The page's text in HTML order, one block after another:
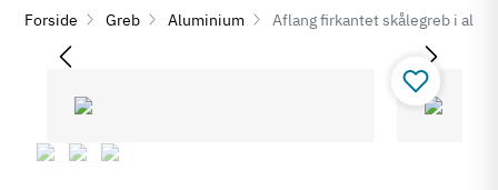
Forside Greb Aluminium Aflang firkantet skålegreb i